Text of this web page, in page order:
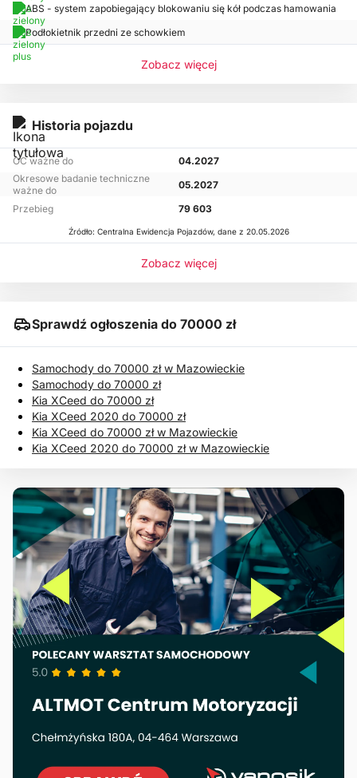
ABS - system zapobiegający blokowaniu się kół podczas hamowania
Podłokietnik przedni ze schowkiem
Zobacz więcej
Historia pojazdu
OC ważne do
04.2027
Okresowe badanie techniczne
ważne do
05.2027
Przebieg
79 603
Źródło: Centralna Ewidencja Pojazdów, dane z 20.05.2026
Zobacz więcej
Sprawdź ogłoszenia do 70000 zł
Samochody do 70000 zł w Mazowieckie
Samochody do 70000 zł
Kia XCeed do 70000 zł
Kia XCeed 2020 do 70000 zł
Kia XCeed do 70000 zł w Mazowieckie
Kia XCeed 2020 do 70000 zł w Mazowieckie